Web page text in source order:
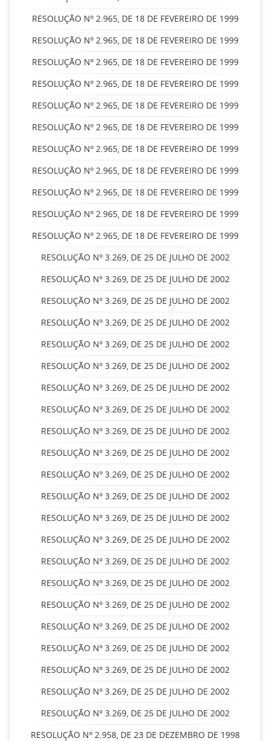
RESOLUÇÃO Nº 2.965, DE 18 DE FEVEREIRO DE 1999
RESOLUÇÃO Nº 2.965, DE 18 DE FEVEREIRO DE 1999
RESOLUÇÃO Nº 2.965, DE 18 DE FEVEREIRO DE 1999
RESOLUÇÃO Nº 2.965, DE 18 DE FEVEREIRO DE 1999
RESOLUÇÃO Nº 2.965, DE 18 DE FEVEREIRO DE 1999
RESOLUÇÃO Nº 2.965, DE 18 DE FEVEREIRO DE 1999
RESOLUÇÃO Nº 2.965, DE 18 DE FEVEREIRO DE 1999
RESOLUÇÃO Nº 2.965, DE 18 DE FEVEREIRO DE 1999
RESOLUÇÃO Nº 2.965, DE 18 DE FEVEREIRO DE 1999
RESOLUÇÃO Nº 2.965, DE 18 DE FEVEREIRO DE 1999
RESOLUÇÃO Nº 2.965, DE 18 DE FEVEREIRO DE 1999
RESOLUÇÃO Nº 3.269, DE 25 DE JULHO DE 2002
RESOLUÇÃO Nº 3.269, DE 25 DE JULHO DE 2002
RESOLUÇÃO Nº 3.269, DE 25 DE JULHO DE 2002
RESOLUÇÃO Nº 3.269, DE 25 DE JULHO DE 2002
RESOLUÇÃO Nº 3.269, DE 25 DE JULHO DE 2002
RESOLUÇÃO Nº 3.269, DE 25 DE JULHO DE 2002
RESOLUÇÃO Nº 3.269, DE 25 DE JULHO DE 2002
RESOLUÇÃO Nº 3.269, DE 25 DE JULHO DE 2002
RESOLUÇÃO Nº 3.269, DE 25 DE JULHO DE 2002
RESOLUÇÃO Nº 3.269, DE 25 DE JULHO DE 2002
RESOLUÇÃO Nº 3.269, DE 25 DE JULHO DE 2002
RESOLUÇÃO Nº 3.269, DE 25 DE JULHO DE 2002
RESOLUÇÃO Nº 3.269, DE 25 DE JULHO DE 2002
RESOLUÇÃO Nº 3.269, DE 25 DE JULHO DE 2002
RESOLUÇÃO Nº 3.269, DE 25 DE JULHO DE 2002
RESOLUÇÃO Nº 3.269, DE 25 DE JULHO DE 2002
RESOLUÇÃO Nº 3.269, DE 25 DE JULHO DE 2002
RESOLUÇÃO Nº 3.269, DE 25 DE JULHO DE 2002
RESOLUÇÃO Nº 3.269, DE 25 DE JULHO DE 2002
RESOLUÇÃO Nº 3.269, DE 25 DE JULHO DE 2002
RESOLUÇÃO Nº 3.269, DE 25 DE JULHO DE 2002
RESOLUÇÃO Nº 3.269, DE 25 DE JULHO DE 2002
RESOLUÇÃO Nº 2.958, DE 23 DE DEZEMBRO DE 1998